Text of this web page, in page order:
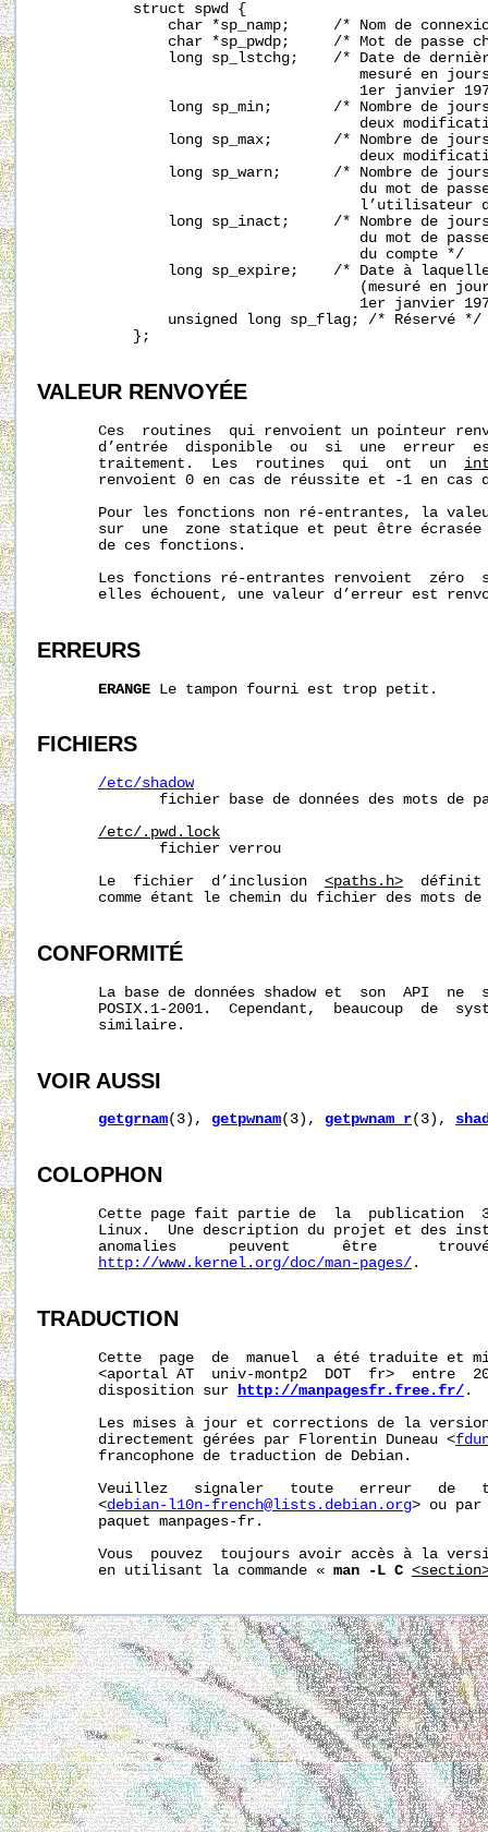
           struct spwd {
char *sp_namp;     /* Nom de
char *sp_pwdp;     /* Mot de passe
long sp_lstchg;    /* Date de
mesuré en
1er janvier
long sp_min;       /* Nombre de
deux
long sp_max;       /* Nombre de
deux
long sp_warn;      /* Nombre de
du mot de
l’utilisateur
long sp_inact;     /* Nombre de
du mot de
                                     du compte */
long sp_expire;    /* Date à
(mesuré en
1er janvier
               unsigned long sp_flag; /* Réservé */
           };
VALEUR RENVOYÉE
Ces  routines  qui renvoient un pointeur
d’entrée  disponible  ou  si  une  erreur
       traitement.  Les  routines  qui  ont  un
renvoient 0 en cas de réussite et -1 en cas
Pour les fonctions non ré-entrantes, la
sur  une  zone statique et peut être
       de ces fonctions.
Les fonctions ré-entrantes renvoient  zéro
elles échouent, une valeur d’erreur est
ERREURS
ERANGE Le tampon fourni est trop petit.
FICHIERS
/etc/shadow
fichier base de données des mots de
/etc/.pwd.lock
              fichier verrou
       Le  fichier  d’inclusion
<paths.h>
comme étant le chemin du fichier des mots de
CONFORMITÉ
La base de données shadow et  son  API  ne
POSIX.1-2001.  Cependant,  beaucoup  de
       similaire.
VOIR AUSSI
getgrnam(3), getpwnam(3), getpwnam_r(3),
COLOPHON
Cette page fait partie de  la  publication
Linux.  Une description du projet et des
anomalies      peuvent      être
http://www.kernel.org/doc/man-pages/ .
TRADUCTION
Cette  page  de  manuel  a été traduite et
<aportal AT  univ-montp2  DOT  fr>  entre
       disposition sur
http://manpagesfr.free.fr/ .
Les mises à jour et corrections de la
       directement gérées par Florentin Duneau <
       francophone de traduction de Debian.
Veuillez   signaler   toute   erreur   de
       <
debian-l10n-french@lists.debian.org> ou par
       paquet manpages-fr.
Vous  pouvez  toujours avoir accès à la
       en utilisant la commande «
man -L C